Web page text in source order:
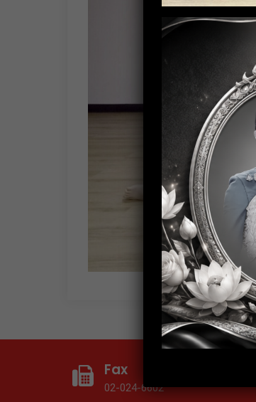
Fax
02-024-6602